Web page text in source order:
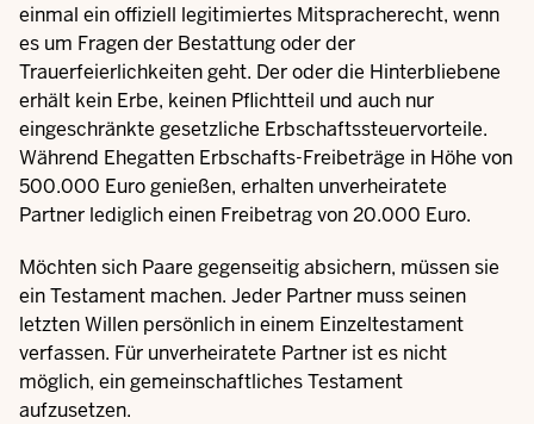
einmal ein offiziell legitimiertes Mitspracherecht, wenn
es um Fragen der Bestattung oder der
Trauerfeierlichkeiten geht. Der oder die Hinterbliebene
erhält kein Erbe, keinen Pflichtteil und auch nur
eingeschränkte gesetzliche Erbschaftssteuervorteile.
Während Ehegatten Erbschafts-Freibeträge in Höhe von
500.000 Euro genießen, erhalten unverheiratete
Partner lediglich einen Freibetrag von 20.000 Euro.
Möchten sich Paare gegenseitig absichern, müssen sie
ein Testament machen. Jeder Partner muss seinen
letzten Willen persönlich in einem Einzeltestament
verfassen. Für unverheiratete Partner ist es nicht
möglich, ein gemeinschaftliches Testament
aufzusetzen.